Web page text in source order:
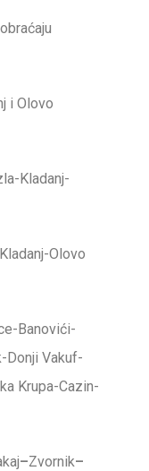
i Olovo
Kladanj-
Olovo
Banovići-
Donji Vakuf-
Krupa-Cazin-
–Zvornik–